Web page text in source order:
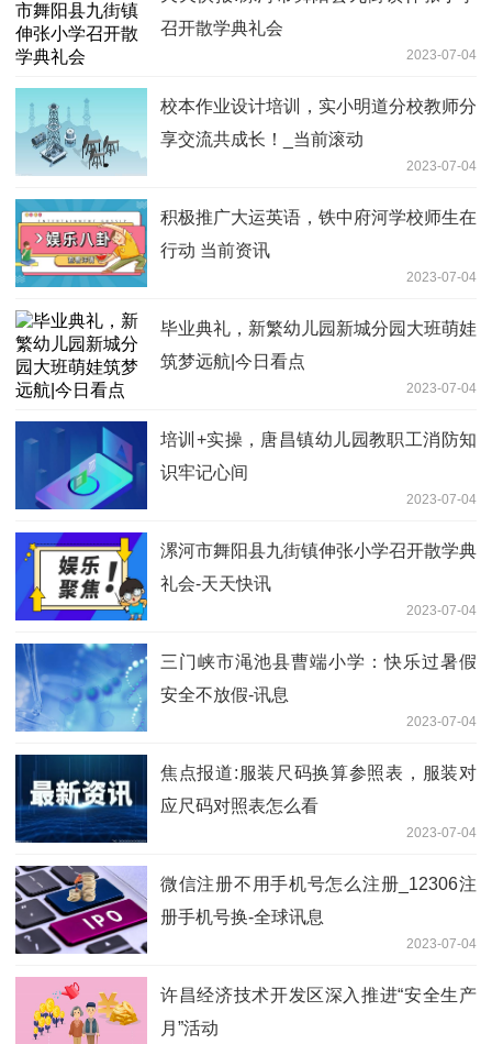
召开散学典礼会
2023-07-04
校本作业设计培训，实小明道分校教师分
享交流共成长！_当前滚动
2023-07-04
积极推广大运英语，铁中府河学校师生在
行动 当前资讯
2023-07-04
毕业典礼，新繁幼儿园新城分园大班萌娃
筑梦远航|今日看点
2023-07-04
培训+实操，唐昌镇幼儿园教职工消防知
识牢记心间
2023-07-04
漯河市舞阳县九街镇伸张小学召开散学典
礼会-天天快讯
2023-07-04
三门峡市渑池县曹端小学：快乐过暑假
安全不放假-讯息
2023-07-04
焦点报道:服装尺码换算参照表，服装对
应尺码对照表怎么看
2023-07-04
微信注册不用手机号怎么注册_12306注
册手机号换-全球讯息
2023-07-04
许昌经济技术开发区深入推进“安全生产
月”活动